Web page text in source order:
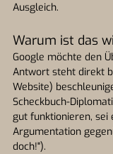
Ausgleich.
Warum ist das
Google möchte den
Antwort steht direkt
Website)
Scheckbuch-
gut funktionieren,
Argumentation
doch!").